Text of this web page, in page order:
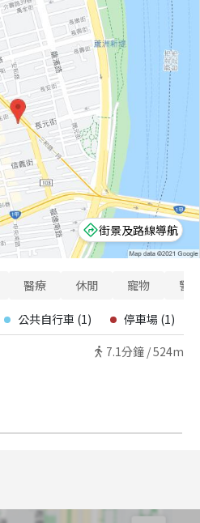
街景及路線導航
醫療 休閒 寵物 警
公共自行車 (1) 停車場 (1)
7.1分鐘 /524m